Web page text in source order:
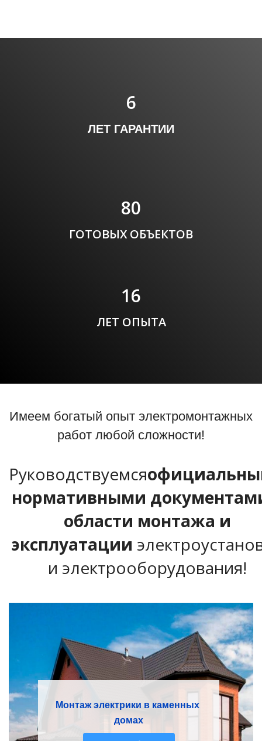
6
ЛЕТ ГАРАНТИИ
80
ГОТОВЫХ ОБЪЕКТОВ
17
ЛЕТ ОПЫТА
Имеем богатый опыт электромонтажных
работ любой сложности!
Руководствуемся
нормативными
области монтажа и
эксплуатации
и электрооборудования!
Монтаж электрики в каменных
домах